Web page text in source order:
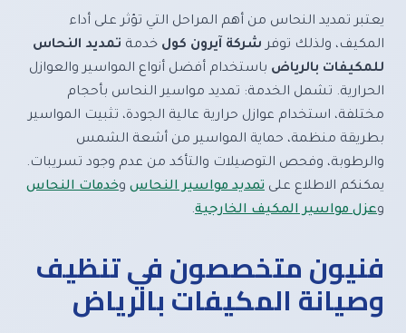
يعتبر تمديد النحاس من أهم المراحل التي تؤثر على أداء
المكيف، ولذلك توفر شركة آيرون كول خدمة تمديد النحاس
للمكيفات بالرياض باستخدام أفضل أنواع المواسير والعوازل
الحرارية. تشمل الخدمة: تمديد مواسير النحاس بأحجام
مختلفة، استخدام عوازل حرارية عالية الجودة، تثبيت المواسير
بطريقة منظمة، حماية المواسير من أشعة الشمس
والرطوبة، وفحص التوصيلات والتأكد من عدم وجود تسريبات.
يمكنكم الاطلاع على تمديد مواسير النحاس وخدمات النحاس
وعزل مواسير المكيف الخارجية.
فنيون متخصصون في تنظيف
وصيانة المكيفات بالرياض